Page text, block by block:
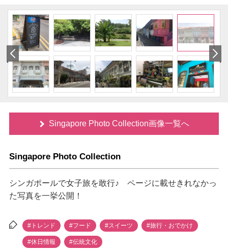
Singapore Photo Collection画像一覧へ
Singapore Photo Collection
シンガポールで女子旅を敢行♪ ページに載せきれなかっ
た写真を一挙公開！
#トレンド #フード #スイーツ #旅行・おでかけ
#休日情報 #伝統文化